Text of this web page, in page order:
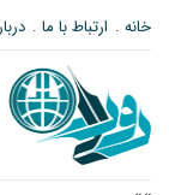
خانه ارتباط با ما